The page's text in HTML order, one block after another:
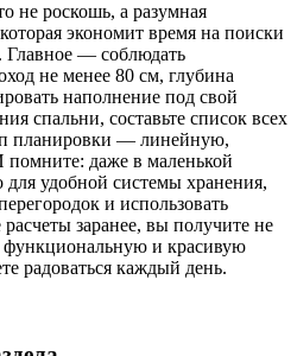
не роскошь, а разумная
экономит время на поиски
Главное — соблюдать
не менее 80 см, глубина
наполнение под свой
спальни, составьте список всех
планировки — линейную,
даже в маленькой
удобной системы хранения,
и использовать
заранее, вы получите не
функциональную и красивую
радоваться каждый день.